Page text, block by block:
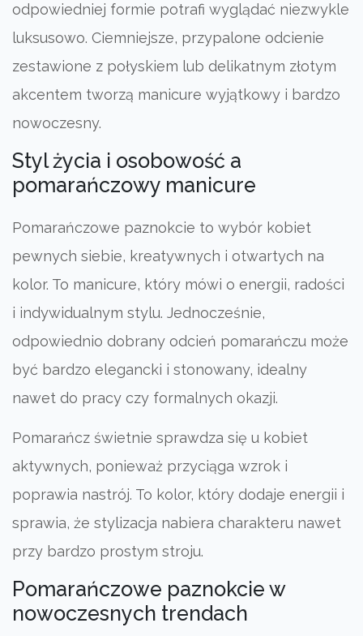
odpowiedniej formie potrafi wyglądać niezwykle
luksusowo. Ciemniejsze, przypalone odcienie
zestawione z połyskiem lub delikatnym złotym
akcentem tworzą manicure wyjątkowy i bardzo
nowoczesny.
Styl życia i osobowość a
pomarańczowy manicure
Pomarańczowe paznokcie to wybór kobiet
pewnych siebie, kreatywnych i otwartych na
kolor. To manicure, który mówi o energii, radości
i indywidualnym stylu. Jednocześnie,
odpowiednio dobrany odcień pomarańczu może
być bardzo elegancki i stonowany, idealny
nawet do pracy czy formalnych okazji.
Pomarańcz świetnie sprawdza się u kobiet
aktywnych, ponieważ przyciąga wzrok i
poprawia nastrój. To kolor, który dodaje energii i
sprawia, że stylizacja nabiera charakteru nawet
przy bardzo prostym stroju.
Pomarańczowe paznokcie w
nowoczesnych trendach